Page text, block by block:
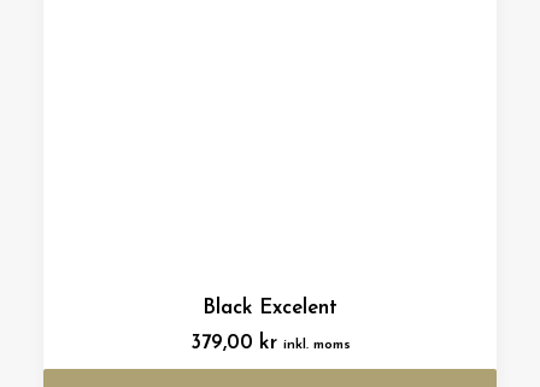
Black Excelent
379,00 kr inkl. moms